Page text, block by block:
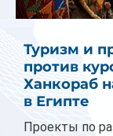
Туризм и
против
Ханкораб
в Египте
Проекты по